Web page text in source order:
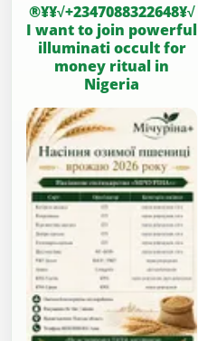
®¥¥√+2347088322648¥√
I want to join powerful
illuminati occult for
money ritual in
Nigeria